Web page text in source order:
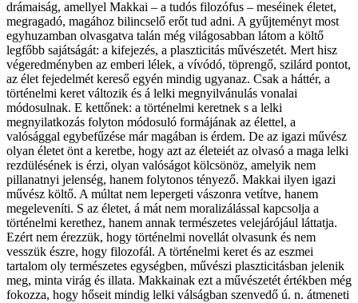
drámaiság, amellyel Makkai – a tudós filozófus – meséinek életet,
megragadó, magához bilincselő erőt tud adni. A gyűjteményt most
egyhuzamban olvasgatva talán még világosabban látom a költő
legfőbb sajátságát: a kifejezés, a plaszticitás művészetét. Mert hisz
végeredményben az emberi lélek, a vívódó, töprengő, szilárd pontot,
az élet fejedelmét kereső egyén mindig ugyanaz. Csak a háttér, a
történelmi keret változik és á lelki megnyilvánulás vonalai
módosulnak. E kettőnek: a történelmi keretnek s a lelki
megnyilatkozás folyton módosuló formájának az élettel, a
valósággal egybefűzése már magában is érdem. De az igazi művész
olyan életet önt a keretbe, hogy azt az életeiét az olvasó a maga lelki
rezdülésének is érzi, olyan valóságot kölcsönöz, amelyik nem
pillanatnyi jelenség, hanem folytonos tényező. Makkai ilyen igazi
művész költő. A múltat nem lepergeti vászonra vetítve, hanem
megeleveníti. S az életet, á mát nem moralizálással kapcsolja a
történelmi kerethez, hanem annak természetes velejárójául láttatja.
Ezért nem érezzük, hogy történelmi novellát olvasunk és nem
vesszük észre, hogy filozofál. A történelmi keret és az eszmei
tartalom oly természetes egységben, művészi plaszticitásban jelenik
meg, minta virág és illata. Makkainak ezt a művészetét értékben még
fokozza, hogy hőseit mindig lelki válságban szenvedő ú. n. átmeneti